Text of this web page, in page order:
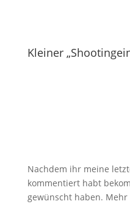
Kleiner
Nachdem ihr meine
kommentiert habt
gewünscht haben.